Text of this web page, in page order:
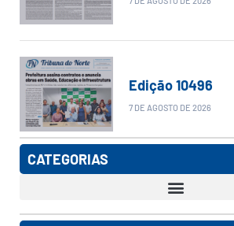
Edição 10496
7 DE AGOSTO DE 2026
CATEGORIAS